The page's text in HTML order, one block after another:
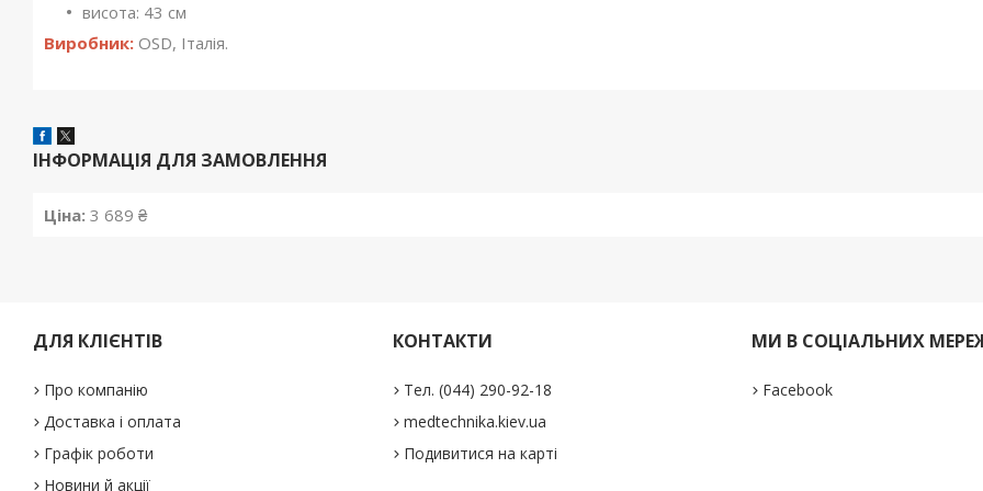
висота: 43 см
Виробник: OSD, Італія.
ІНФОРМАЦІЯ ДЛЯ ЗАМОВЛЕННЯ
Ціна: 3 689 ₴
ДЛЯ КЛІЄНТІВ
Про компанію
Доставка і оплата
Графік роботи
Новини й акції
КОНТАКТИ
Тел. (044) 290-92-18
medtechnika.kiev.ua
Подивитися на карті
МИ В СОЦІАЛЬНИХ
Facebook